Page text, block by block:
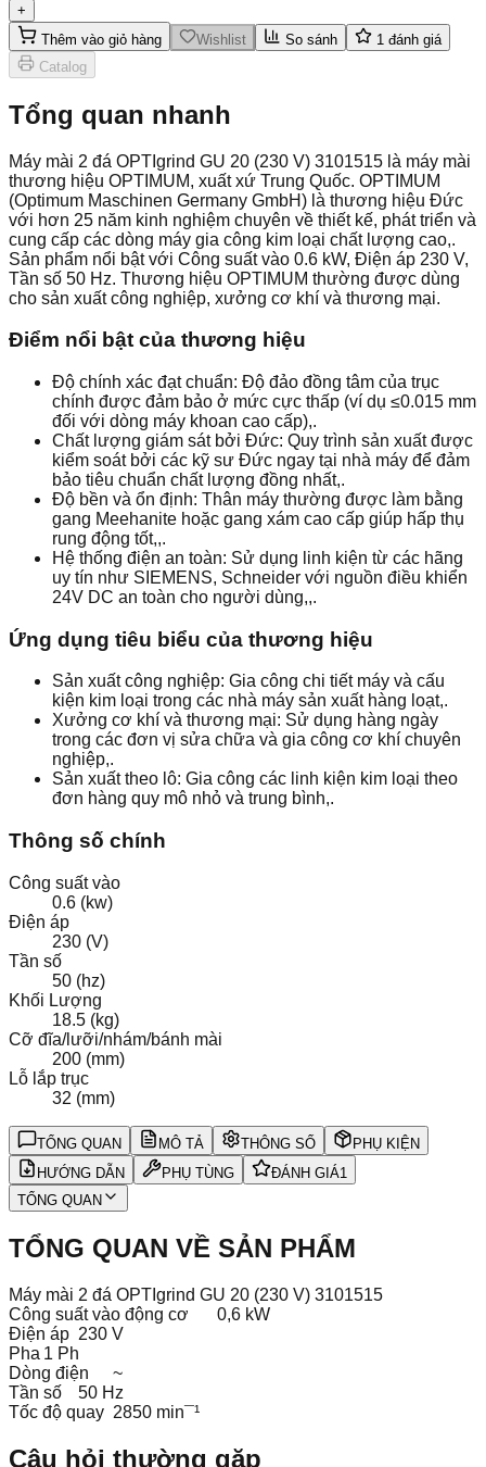
+
Thêm vào giỏ hàng
Wishlist So sánh 1 đánh giá
Catalog
Tổng quan nhanh
Máy mài 2 đá OPTIgrind GU 20 (230 V) 3101515 là máy mài
thương hiệu OPTIMUM, xuất xứ Trung Quốc. OPTIMUM
(Optimum Maschinen Germany GmbH) là thương hiệu Đức
với hơn 25 năm kinh nghiệm chuyên về thiết kế, phát triển và
cung cấp các dòng máy gia công kim loại chất lượng cao,.
Sản phẩm nổi bật với Công suất vào 0.6 kW, Điện áp 230 V,
Tần số 50 Hz. Thương hiệu OPTIMUM thường được dùng
cho sản xuất công nghiệp, xưởng cơ khí và thương mại.
Điểm nổi bật của thương hiệu
Độ chính xác đạt chuẩn: Độ đảo đồng tâm của trục
chính được đảm bảo ở mức cực thấp (ví dụ ≤0.015 mm
đối với dòng máy khoan cao cấp),.
Chất lượng giám sát bởi Đức: Quy trình sản xuất được
kiểm soát bởi các kỹ sư Đức ngay tại nhà máy để đảm
bảo tiêu chuẩn chất lượng đồng nhất,.
Độ bền và ổn định: Thân máy thường được làm bằng
gang Meehanite hoặc gang xám cao cấp giúp hấp thụ
rung động tốt,,.
Hệ thống điện an toàn: Sử dụng linh kiện từ các hãng
uy tín như SIEMENS, Schneider với nguồn điều khiển
24V DC an toàn cho người dùng,,.
Ứng dụng tiêu biểu của thương hiệu
Sản xuất công nghiệp: Gia công chi tiết máy và cấu
kiện kim loại trong các nhà máy sản xuất hàng loạt,.
Xưởng cơ khí và thương mại: Sử dụng hàng ngày
trong các đơn vị sửa chữa và gia công cơ khí chuyên
nghiệp,.
Sản xuất theo lô: Gia công các linh kiện kim loại theo
đơn hàng quy mô nhỏ và trung bình,.
Thông số chính
Công suất vào
0.6 (kw)
Điện áp
230 (V)
Tần số
50 (hz)
Khối Lượng
18.5 (kg)
Cỡ đĩa/lưỡi/nhám/bánh mài
200 (mm)
Lỗ lắp trục
32 (mm)
TỔNG QUAN MÔ TẢ THÔNG SỐ
PHỤ KIỆN
HƯỚNG DẪN
PHỤ TÙNG ĐÁNH GIÁ1
TỔNG QUAN
TỔNG QUAN VỀ SẢN PHẨM
Máy mài 2 đá OPTIgrind GU 20 (230 V) 3101515
Công suất vào động cơ
0,6 kW
Điện áp 230 V
Pha 1 Ph
Dòng điện
~
Tần số
50 Hz
Tốc độ quay 2850 min¯¹
Câu hỏi thường gặp